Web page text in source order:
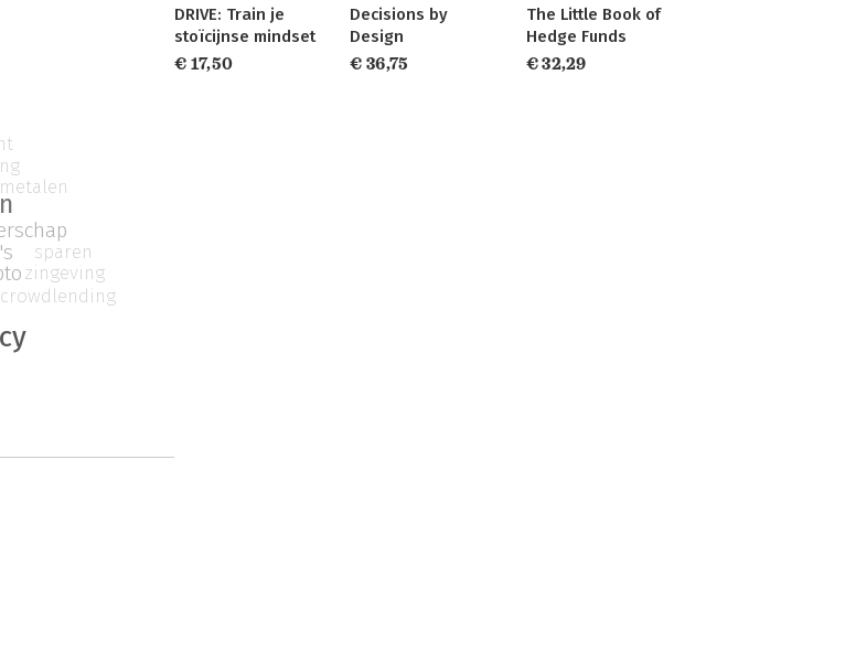
crowdlending
sparen
zingeving
DRIVE: Train je
stoïcijnse mindset
€ 17,50
Decisions by
Design
€ 36,75
The Little Book of
Hedge Funds
€ 32,29